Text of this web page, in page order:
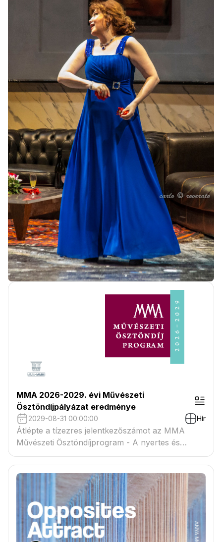
MMA 2026-2029. évi Művészeti
Ösztöndíjpályázat eredménye
2029-08-31 00:00:00 Hír
Átlépte a tízezres jelentkezőszámot az MMA
Művészeti Ösztöndíjprogram - A nyertes és
tartaléklistás pályázók névsora megtekinthető a
csatolmányban